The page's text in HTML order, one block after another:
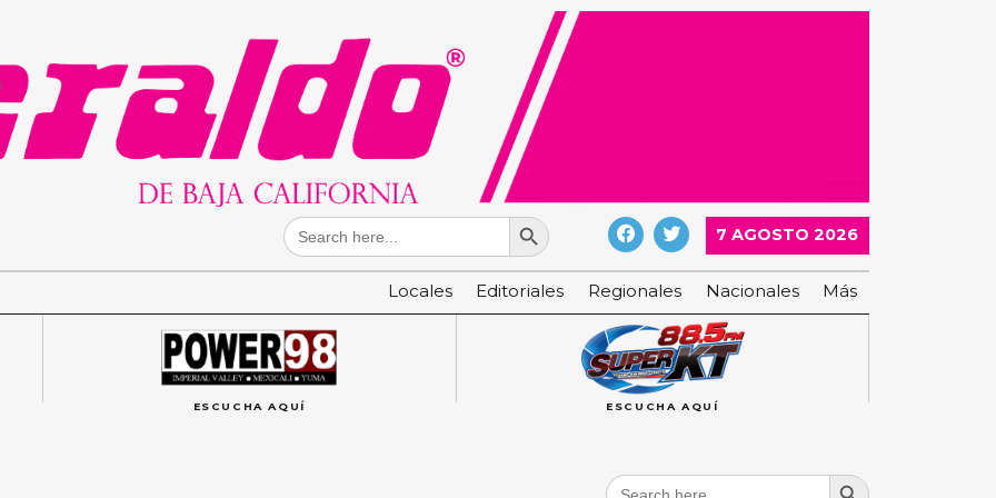
Search
for:
Search Button
7 AGOSTO 2026
Locales Editoriales Regionales Nacionales Más
ESCUCHA AQUÍ ESCUCHA AQUÍ
Search
Search Button